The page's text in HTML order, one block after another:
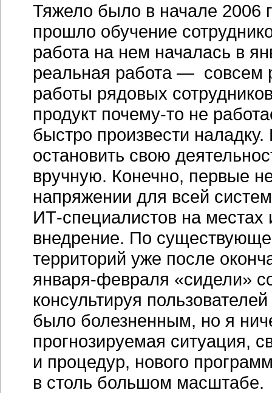
Тяжело было в начале 2006
прошло обучение
работа на нем началась в
реальная работа — совсем
работы рядовых
продукт почему-то не
быстро произвести
остановить свою
вручную. Конечно, первые
напряжении для всей
ИТ-специалистов на местах
внедрение. По
территорий уже после
января-февраля «сидели»
консультируя
было болезненным, но я
прогнозируемая ситуация,
и процедур, нового
в столь большом масштабе.